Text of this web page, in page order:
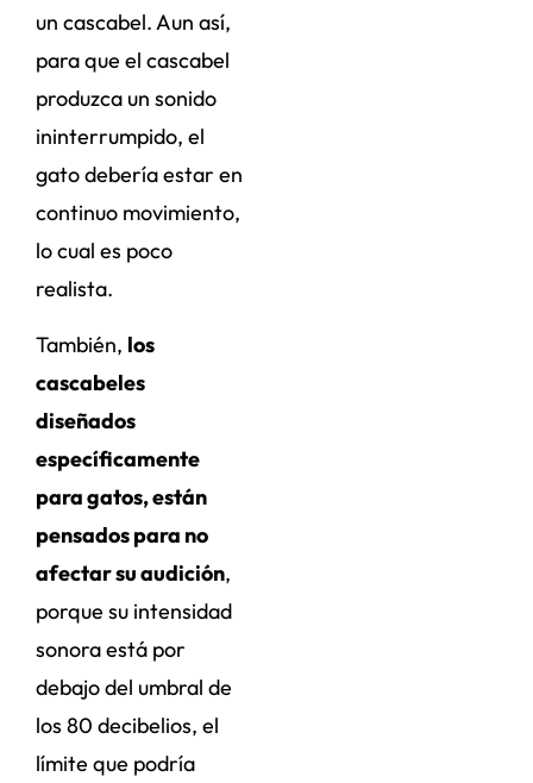
un cascabel. Aun así,
para que el cascabel
produzca un sonido
ininterrumpido, el
gato debería estar en
continuo movimiento,
lo cual es poco
realista.
También, los
cascabeles
diseñados
específicamente
para gatos, están
pensados para no
afectar su audición,
porque su intensidad
sonora está por
debajo del umbral de
los 80 decibelios, el
límite que podría